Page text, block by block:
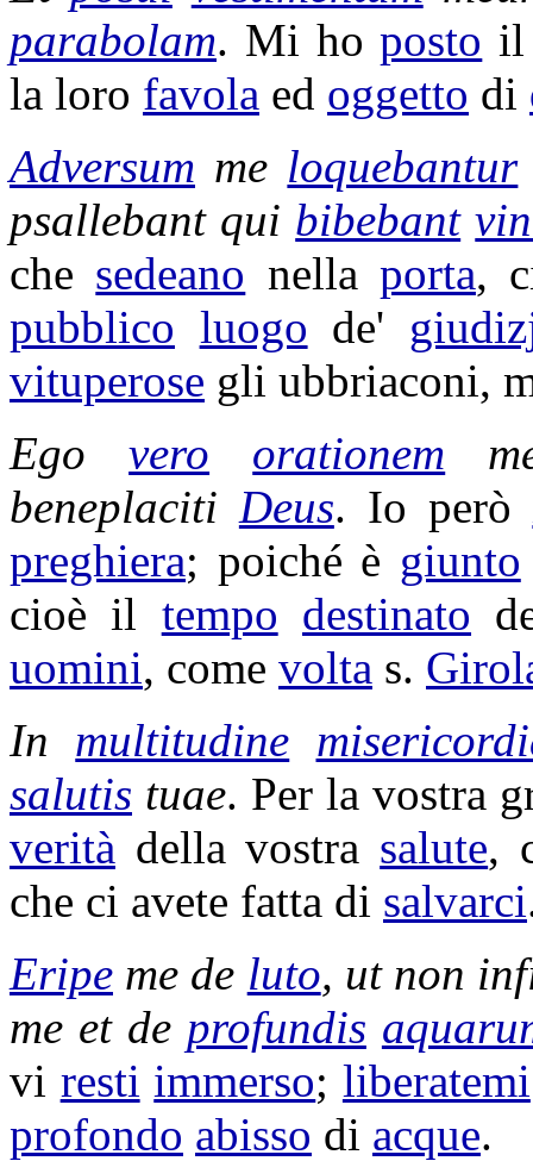
parabolam. Mi hoposto
la loro favola ed oggetto di
Adversum me loquebantur
psallebantqui bibebant
che sedeano nella porta,
pubblico luogo de'
vituperose gli ubbriaconi,
Egovero orationem
beneplaciti Deus. Io però
preghiera; poiché è giunto
cioè il tempo destinato
uomini, come volta s.
In multitudine
salutis tuae. Per la vostra
verità della vostra salute,
che ci avete fatta di salvarci
Eripe me de luto, ut non
me et de profundis
vi resti immerso; liberatemi
profondo abisso di acque.